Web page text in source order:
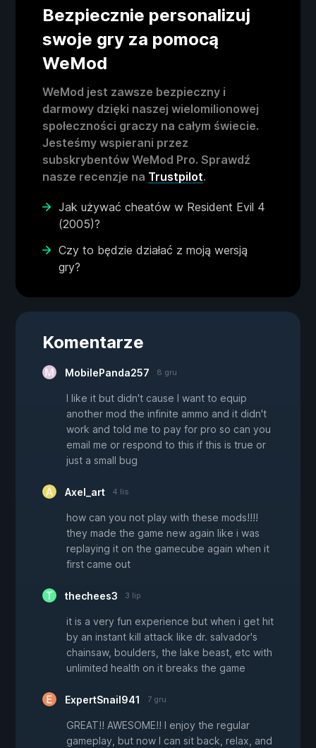
Bezpiecznie personalizuj
swoje gry za pomocą
WeMod
WeMod jest zawsze bezpieczny i
darmowy dzięki naszej wielomilionowej
społeczności graczy na całym świecie.
Jesteśmy wspierani przez
subskrybentów WeMod Pro. Sprawdź
nasze recenzje na Trustpilot.
Jak używać cheatów w Resident Evil 4
(2005)?
Czy to będzie działać z moją wersją
gry?
Komentarze
MobilePanda257 8 gru
I like it but didn't cause I want to equip
another mod the infinite ammo and it didn't
work and told me to pay for pro so can you
email me or respond to this if this is true or
just a small bug
Axel_art 4 lis
how can you not play with these mods!!!!
they made the game new again like i was
replaying it on the gamecube again when it
first came out
thechees3 3 lip
it is a very fun experience but when i get hit
by an instant kill attack like dr. salvador's
chainsaw, boulders, the lake beast, etc with
unlimited health on it breaks the game
ExpertSnail941 7 gru
GREAT!! AWESOME!! I enjoy the regular
gameplay, but now I can sit back, relax, and